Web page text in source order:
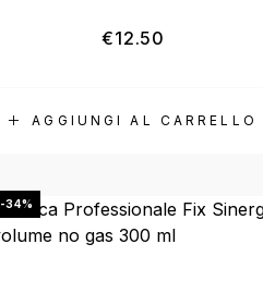
AGGIUNGI AL CARRELLO
€12.50
-34%